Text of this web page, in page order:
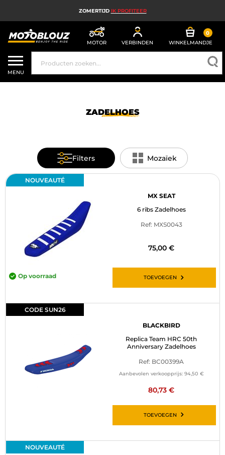
ZOMERTIJD IK PROFITEER
MOTOR VERBINDEN
0
WINKELMANDJE
MOTORHELM
MOTORUITRUSTING HEREN
MOTORAIRBAG
MOTORACCESSOIRES
BAGAGE
AANBIEDINGEN EN GOEDE DEALS
CADEAUBONNEN
WIJZIGEN
CONTACT MET ONS OPNEMEN
MENU
ZADELHOES
Filters Mozaïek
NOUVEAUTÉ
MX SEAT
6 ribs Zadelhoes
Ref: MXS0043
75,00 €
Op voorraad TOEVOEGEN
CODE SUN26
BLACKBIRD
Replica Team HRC 50th
Anniversary Zadelhoes
Ref: BC00399A
Aanbevolen verkoopprijs: 94,50 €
80,73 €
TOEVOEGEN
NOUVEAUTÉ